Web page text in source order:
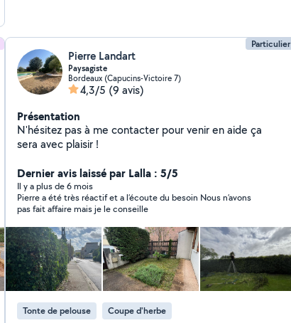
Particulier
Pierre Landart
Paysagiste
Bordeaux (Capucins-Victoire 7)
4,3/5 (9 avis)
Présentation
N'hésitez pas à me contacter pour venir en aide ça
sera avec plaisir !
Dernier avis laissé par Lalla : 5/5
Il y a plus de 6 mois
Pierre a été très réactif et a l’écoute du besoin Nous n’avons
pas fait affaire mais je le conseille
Tonte de pelouse Coupe d'herbe